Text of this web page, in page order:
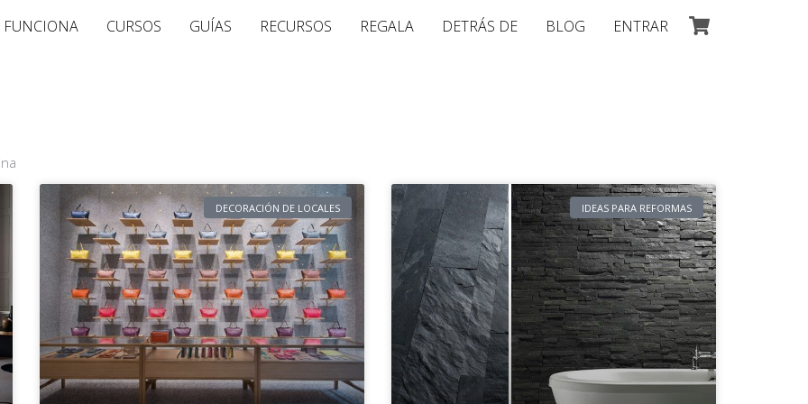
FUNCIONA CURSOS GUÍAS RECURSOS REGALA DETRÁS DE BLOG ENTRAR
DECORACIÓN DE LOCALES IDEAS PARA REFORMAS
PáginaPágina